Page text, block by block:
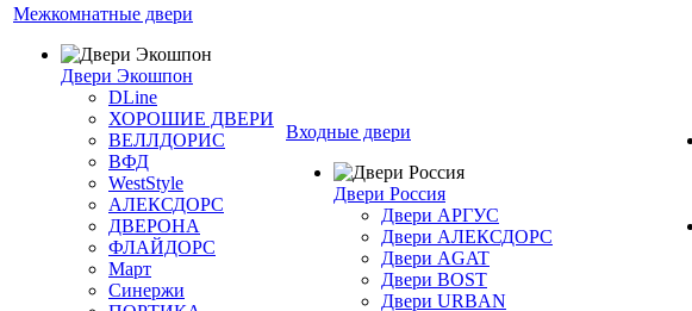
Межкомнатные двери
Двери Экошпон
DLine
ХОРОШИЕ ДВЕРИ
ВЕЛЛДОРИС
ВФД
WestStyle
АЛЕКСДОРС
ДВЕРОНА
ФЛАЙДОРС
Март
Синержи
Входные двери
Двери Россия
Двери АРГУС
Двери АЛЕКСДОРС
Двери AGAT
Двери BOST
Двери URBAN